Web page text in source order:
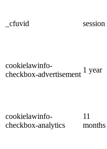
_cfuvid session
cookielawinfo-
checkbox-advertisement
1 year
cookielawinfo-
checkbox-analytics
11
months